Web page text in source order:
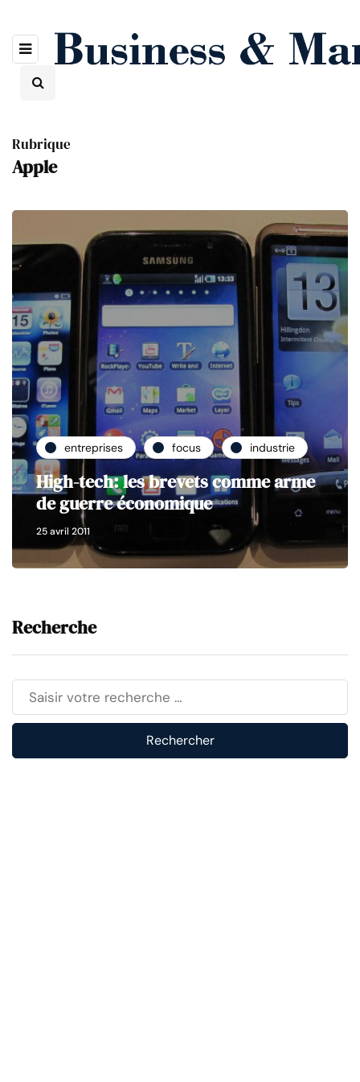
Rubrique
Apple
entreprises focus industrie
High-tech: les brevets comme arme
de guerre économique
25 avril 2011
Recherche